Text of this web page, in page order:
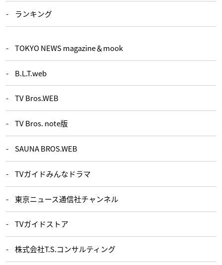
ランキング
TOKYO NEWS magazine＆mook
B.L.T.web
TV Bros.WEB
TV Bros. note版
SAUNA BROS.WEB
TVガイドみんなドラマ
東京ニュース通信社チャンネル
TVガイドストア
株式会社T.S.コンサルティング